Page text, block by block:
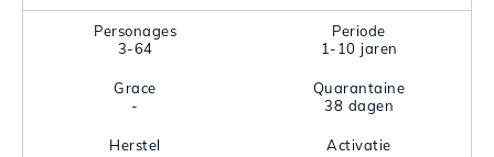
Personages
3-64
Periode
1-10 jaren
Grace
-
Quarantaine
38 dagen
Herstel
Activatie